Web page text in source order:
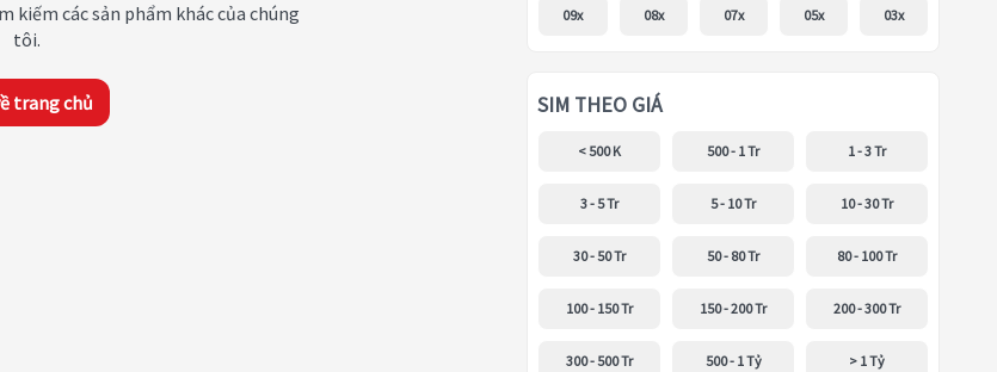
kiếm các sản phẩm khác của chúng
tôi.
trang chủ
09x 08x 07x 05x 03x
SIM THEO GIÁ
< 500 K 500 - 1 Tr 1 - 3 Tr
3 - 5 Tr 5 - 10 Tr 10 - 30 Tr
30 - 50 Tr 50 - 80 Tr 80 - 100 Tr
100 - 150 Tr 150 - 200 Tr 200 - 300 Tr
300 - 500 Tr 500 - 1 Tỷ > 1 Tỷ